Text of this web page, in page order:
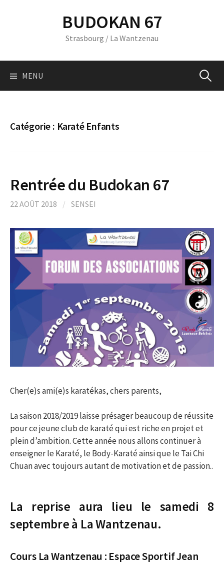
BUDOKAN 67
Strasbourg / La Wantzenau
MENU
Catégorie : Karaté Enfants
Rentrée du Budokan 67
22 AOÛT 2018 / SENSEI
Cher(e)s ami(e)s karatékas, chers parents,
La saison 2018/2019 laisse présager beaucoup de réussite
pour ce jeune club de karaté qui est riche en projet et
plein d’ambition. Cette année nous allons continuer à
enseigner le Karaté, le Body-Karaté ainsi que le Tai Chi
Chuan avec toujours autant de motivation et de passion..
La reprise aura lieu le samedi 8
septembre à La Wantzenau.
Cours La Wantzenau : Espace Sportif Jean